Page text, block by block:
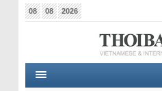
08 08 2026